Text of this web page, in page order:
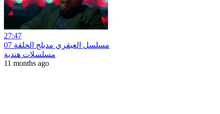
27:47
مسلسل العبقري مدبلج الحلقة 07
مسلسلات هندية
11 months ago